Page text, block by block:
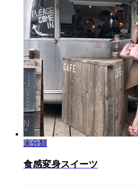
未分類
食感変身スイーツ